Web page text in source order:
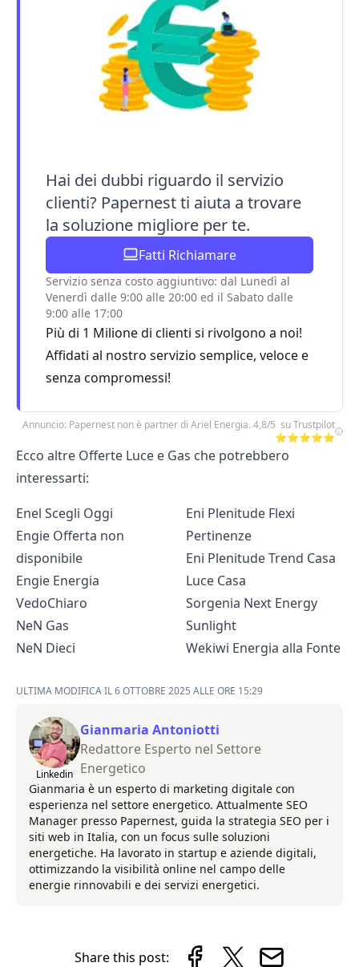
Hai dei dubbi riguardo il servizio
clienti? Papernest ti aiuta a trovare
la soluzione migliore per te.
Fatti Richiamare
Servizio senza costo aggiuntivo: dal Lunedì al
Venerdì dalle 9:00 alle 20:00 ed il Sabato dalle
9:00 alle 17:00
Più di 1 Milione di clienti si rivolgono a noi!
Affidati al nostro servizio semplice, veloce e
senza compromessi!
Annuncio: Papernest non è partner di Ariel Energia. 4,8/5 su Trustpilot
⭐⭐⭐⭐⭐
Ecco altre Offerte Luce e Gas che potrebbero
interessarti:
Enel Scegli Oggi
Engie Offerta non
disponibile
Engie Energia
VedoChiaro
NeN Gas
NeN Dieci
Eni Plenitude Flexi
Pertinenze
Eni Plenitude Trend Casa
Luce Casa
Sorgenia Next Energy
Sunlight
Wekiwi Energia alla Fonte
ULTIMA MODIFICA IL 6 OTTOBRE 2025 ALLE ORE 15:29
Linkedin
Gianmaria Antoniotti
Redattore Esperto nel Settore
Energetico
Gianmaria è un esperto di marketing digitale con
esperienza nel settore energetico. Attualmente SEO
Manager presso Papernest, guida la strategia SEO per i
siti web in Italia, con un focus sulle soluzioni
energetiche. Ha lavorato in startup e aziende digitali,
ottimizzando la visibilità online nel campo delle
energie rinnovabili e dei servizi energetici.
Share this post: